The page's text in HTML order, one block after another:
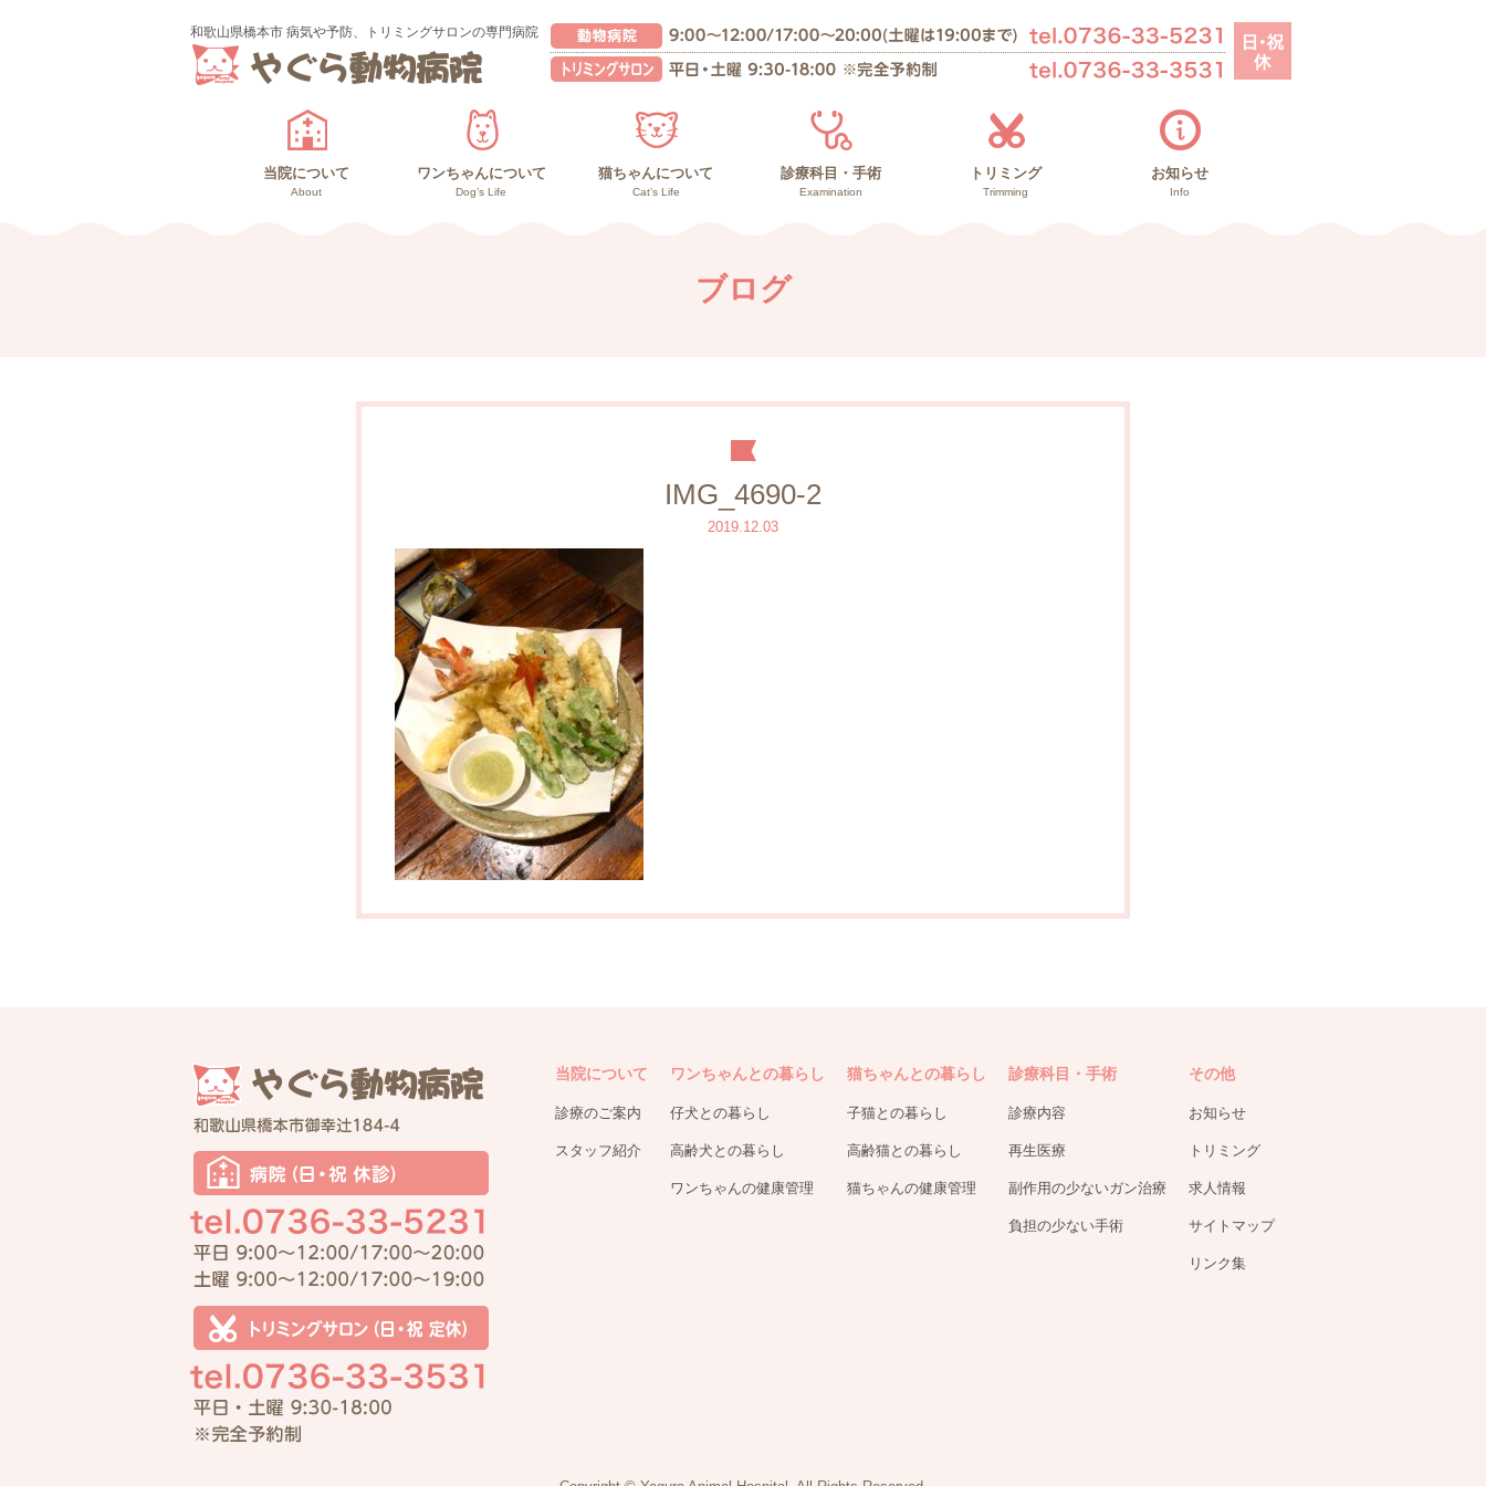
和歌山県橋本市 病気や予防、トリミングサロンの専門病院
当院について
About
ワンちゃんについて
Dog’s Life
猫ちゃんについて
Cat’s Life
診療科目・手術
Examination
トリミング
Trimming
お知らせ
Info
ブログ
IMG_4690-2
2019.12.03
当院について
診療のご案内
スタッフ紹介
ワンちゃんとの暮らし
仔犬との暮らし
高齢犬との暮らし
ワンちゃんの健康管理
猫ちゃんとの暮らし
子猫との暮らし
高齢猫との暮らし
猫ちゃんの健康管理
診療科目・手術
診療内容
再生医療
副作用の少ないガン治療
負担の少ない手術
その他
お知らせ
トリミング
求人情報
サイトマップ
リンク集